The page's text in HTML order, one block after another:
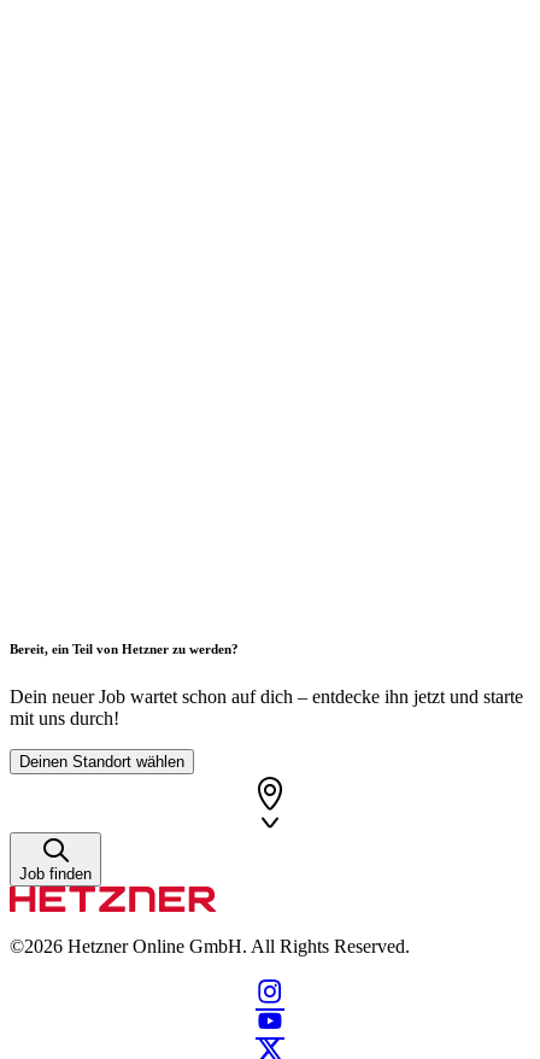
Bereit, ein Teil von Hetzner zu werden?
Dein neuer Job wartet schon auf dich – entdecke ihn jetzt und starte
mit uns durch!
Deinen Standort wählen
Job finden
©2026 Hetzner Online GmbH. All Rights Reserved.